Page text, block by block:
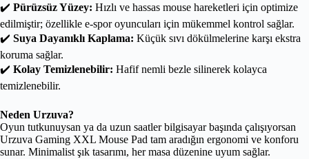
✔️ Pürüzsüz Yüzey: Hızlı ve hassas mouse hareketleri için optimize
edilmiştir; özellikle e-spor oyuncuları için mükemmel kontrol sağlar.
✔️ Suya Dayanıklı Kaplama: Küçük sıvı dökülmelerine karşı ekstra
koruma sağlar.
✔️ Kolay Temizlenebilir: Hafif nemli bezle silinerek kolayca
temizlenebilir.
Neden Urzuva?
Oyun tutkunuysan ya da uzun saatler bilgisayar başında çalışıyorsan
Urzuva Gaming XXL Mouse Pad tam aradığın ergonomi ve konforu
sunar. Minimalist şık tasarımı, her masa düzenine uyum sağlar.